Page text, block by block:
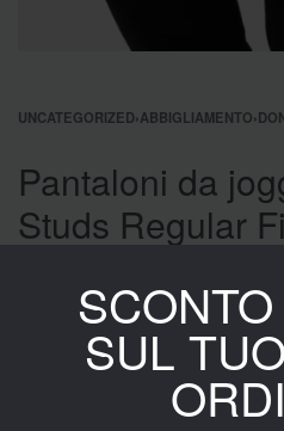
UNCATEGORIZED›ABBIGLIAMENTO›
Pantaloni da
Studs Regular
110.00 €104.49 IVA
Pantalone jogger in scuba misto
Vita alta, gamba con polsino.
Logo laterale con borchie e
SUL